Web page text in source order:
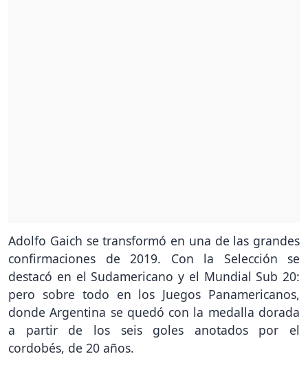
Adolfo Gaich se transformó en una de las grandes
confirmaciones de 2019. Con la Selección se
destacó en el Sudamericano y el Mundial Sub 20:
pero sobre todo en los Juegos Panamericanos,
donde Argentina se quedó con la medalla dorada
a partir de los seis goles anotados por el
cordobés, de 20 años.